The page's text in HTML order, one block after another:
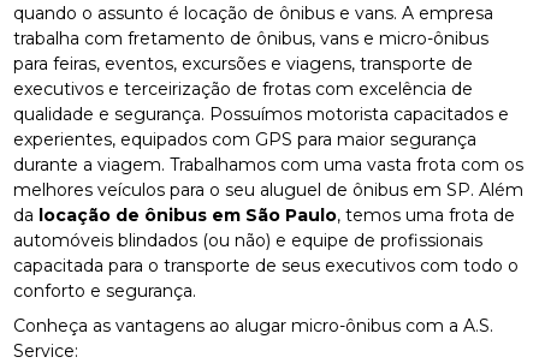
quando o assunto é locação de ônibus e vans. A empresa
trabalha com fretamento de ônibus, vans e micro-ônibus
para feiras, eventos, excursões e viagens, transporte de
executivos e terceirização de frotas com excelência de
qualidade e segurança. Possuímos motorista capacitados e
experientes, equipados com GPS para maior segurança
durante a viagem. Trabalhamos com uma vasta frota com os
melhores veículos para o seu aluguel de ônibus em SP. Além
da locação de ônibus em São Paulo, temos uma frota de
automóveis blindados (ou não) e equipe de profissionais
capacitada para o transporte de seus executivos com todo o
conforto e segurança.
Conheça as vantagens ao alugar micro-ônibus com a A.S.
Service: